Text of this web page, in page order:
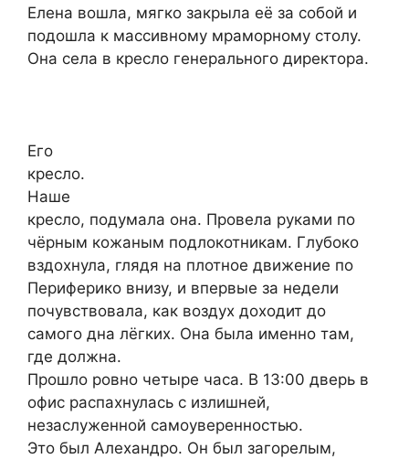
Елена вошла, мягко закрыла её за собой и
подошла к массивному мраморному столу.
Она села в кресло генерального директора.
Его
кресло.
Наше
кресло, подумала она. Провела руками по
чёрным кожаным подлокотникам. Глубоко
вздохнула, глядя на плотное движение по
Периферико внизу, и впервые за недели
почувствовала, как воздух доходит до
самого дна лёгких. Она была именно там,
где должна.
Прошло ровно четыре часа. В 13:00 дверь в
офис распахнулась с излишней,
незаслуженной самоуверенностью.
Это был Алехандро. Он был загорелым,